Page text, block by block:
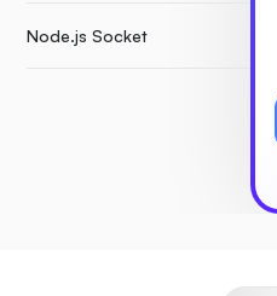
Node.js Socket